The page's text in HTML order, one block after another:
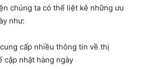
chúng ta có thể liệt kê những ưu
như:
cấp nhiều thông tin về thị
nhật hàng ngày